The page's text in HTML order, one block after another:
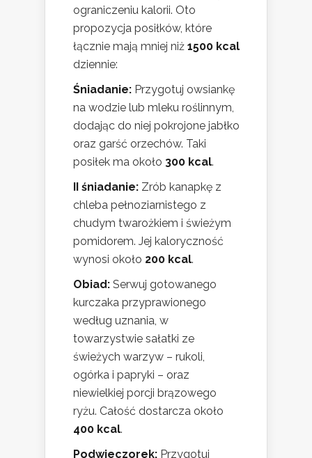
ograniczeniu kalorii. Oto
propozycja posiłków, które
łącznie mają mniej niż 1500 kcal
dziennie:
Śniadanie: Przygotuj owsiankę
na wodzie lub mleku roślinnym,
dodając do niej pokrojone jabłko
oraz garść orzechów. Taki
posiłek ma około 300 kcal.
II śniadanie: Zrób kanapkę z
chleba pełnoziarnistego z
chudym twarożkiem i świeżym
pomidorem. Jej kaloryczność
wynosi około 200 kcal.
Obiad: Serwuj gotowanego
kurczaka przyprawionego
według uznania, w
towarzystwie sałatki ze
świeżych warzyw – rukoli,
ogórka i papryki – oraz
niewielkiej porcji brązowego
ryżu. Całość dostarcza około
400 kcal.
Podwieczorek: Przygotuj